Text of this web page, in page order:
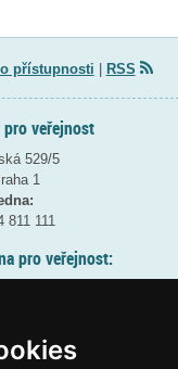
přístupnosti RSS
veřejnost
529/5
1
811 111
pro veřejnost: